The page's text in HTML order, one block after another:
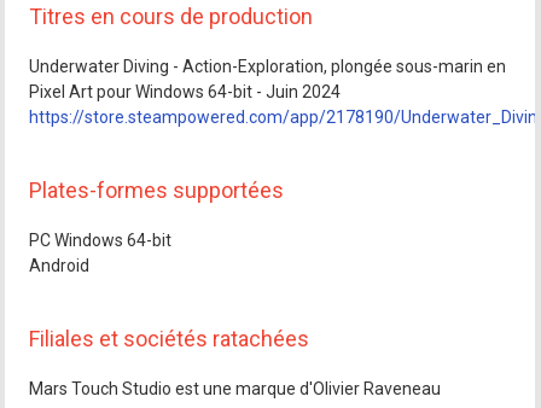
Titres en cours de production
Underwater Diving - Action-Exploration, plongée sous-marin en
Pixel Art pour Windows 64-bit - Juin 2024
https://store.steampowered.com/app/2178190/
Plates-formes supportées
PC Windows 64-bit
Android
Filiales et sociétés ratachées
Mars Touch Studio est une marque d'Olivier Raveneau